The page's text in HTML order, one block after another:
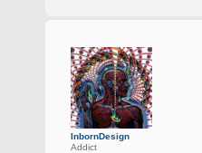
InbornDesign
Addict